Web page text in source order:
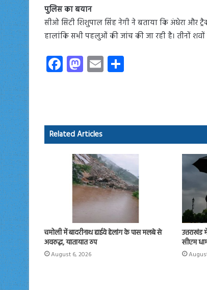
पुलिस का बयान
सीओ सिटी शिशुपाल सिंह नेगी ने बताया कि अंधेरा और
हालांकि सभी पहलुओं की जांच की जा रही है। तीनों
Fa
ce
ok
M
as
o
n
E
m
Related Articles
चमोली में बादरीनाथ हाईवे हेलांग के पास मलबे से
अवरुद्ध, यातायात ठप
August 6, 2026
उत्तराखंड
सीएम